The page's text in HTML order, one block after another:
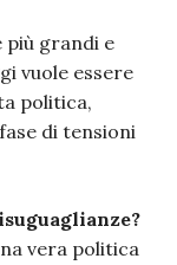
più grandi e
vuole essere
politica,
di tensioni
vera politica